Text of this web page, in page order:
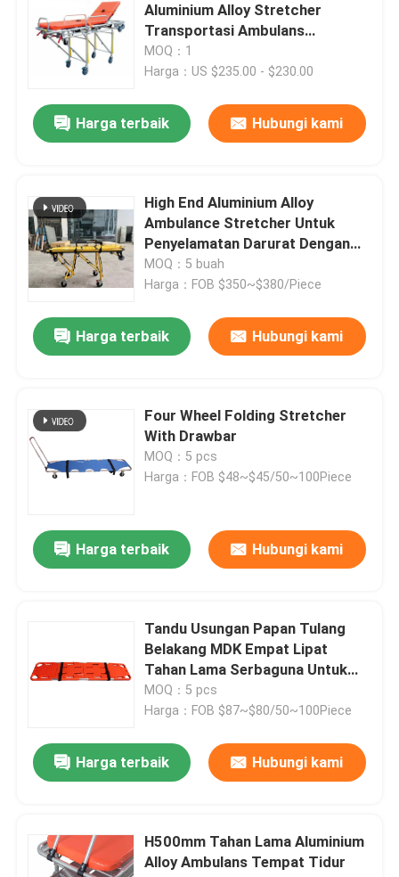
Produk
Video
Tentang Kami
Kontrol Kualitas
Berita
Kasus-kasus
Minta Kutipan
Tandu Sendok Lipat
Tandu Kursi Tangga
Tandu Penyelamatan Darurat
Tempat Tidur Rumah Sakit Manual
Aluminium Alloy Stretcher
Transportasi Ambulans
Stretcher untuk darurat
MOQ：1
Harga：US $235.00 - $230.00
Harga terbaik Hubungi kami
High End Aluminium Alloy
Ambulance Stretcher Untuk
Penyelamatan Darurat Dengan
Ketinggian Tulang Belakang yang
Bisa Disesuaikan Untuk
MOQ：5 buah
Harga：FOB $350~$380/Piece
Harga terbaik Hubungi kami
Four Wheel Folding Stretcher
With Drawbar
MOQ：5 pcs
Harga：FOB $48~$45/50~100Piece
Harga terbaik Hubungi kami
Tandu Usungan Papan Tulang
Belakang MDK Empat Lipat
Tahan Lama Serbaguna Untuk
Penyelamatan di Lingkungan
Keras
MOQ：5 pcs
Harga：FOB $87~$80/50~100Piece
Harga terbaik Hubungi kami
H500mm Tahan Lama Aluminium
Alloy Ambulans Tempat Tidur